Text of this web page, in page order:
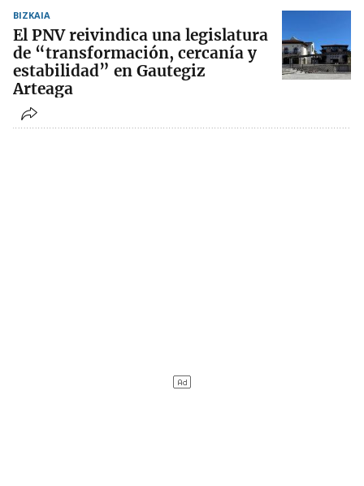
BIZKAIA
El PNV reivindica una legislatura
de “transformación, cercanía y
estabilidad” en Gautegiz
Arteaga